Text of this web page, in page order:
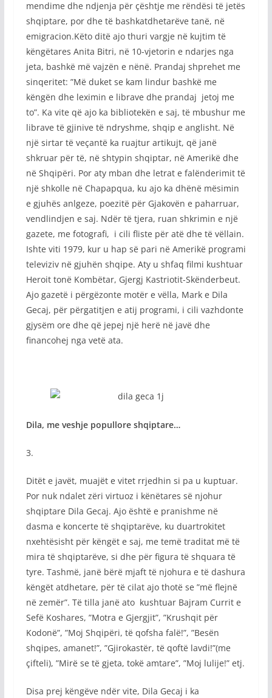
mendime dhe ndjenja për çështje me rëndësi të jetës
shqiptare, por dhe të bashkatdhetarëve tanë, në
emigracion.Këto ditë ajo thuri vargje në kujtim të
këngëtares Anita Bitri, në 10-vjetorin e ndarjes nga
jeta, bashkë më vajzën e nënë. Prandaj shprehet me
sinqeritet: ”Më duket se kam lindur bashkë me
këngën dhe leximin e librave dhe prandaj jetoj me
to”. Ka vite që ajo ka bibliotekën e saj, të mbushur me
librave të gjinive të ndryshme, shqip e anglisht. Në
një sirtar të veçantë ka ruajtur artikujt, që janë
shkruar për të, në shtypin shqiptar, në Amerikë dhe
në Shqipëri. Por aty mban dhe letrat e falënderimit të
një shkolle në Chapapqua, ku ajo ka dhënë mësimin
e gjuhës anlgeze, poezitë për Gjakovën e paharruar,
vendlindjen e saj. Ndër të tjera, ruan shkrimin e një
gazete, me fotografi, i cili fliste për atë dhe të vëllain.
Ishte viti 1979, kur u hap së pari në Amerikë programi
televiziv në gjuhën shqipe. Aty u shfaq filmi kushtuar
Heroit tonë Kombëtar, Gjergj Kastriotit-Skënderbeut.
Ajo gazetë i përgëzonte motër e vëlla, Mark e Dila
Gecaj, për përgatitjen e atij programi, i cili vazhdonte
gjysëm ore dhe që jepej një herë në javë dhe
financohej nga vetë ata.
Dila, me veshje popullore shqiptare…
3.
Ditët e javët, muajët e vitet rrjedhin si pa u kuptuar.
Por nuk ndalet zëri virtuoz i kënëtares së njohur
shqiptare Dila Gecaj. Ajo është e pranishme në
dasma e koncerte të shqiptarëve, ku duartrokitet
nxehtësisht për këngët e saj, me temë traditat më të
mira të shqiptarëve, si dhe për figura të shquara të
tyre. Tashmë, janë bërë mjaft të njohura e të dashura
këngët atdhetare, për të cilat ajo thotë se ”më flejnë
në zemër”. Të tilla janë ato kushtuar Bajram Currit e
Sefë Koshares, ”Motra e Gjergjit”, ”Krushqit për
Kodonë”, ”Moj Shqipëri, të qofsha falë!”, ”Besën
shqipes, amanet!”, ”Gjirokastër, të qoftë lavdi!”(me
çifteli), ”Mirë se të gjeta, tokë amtare”, ”Moj lulije!” etj.
Disa prej këngëve ndër vite, Dila Gecaj i ka